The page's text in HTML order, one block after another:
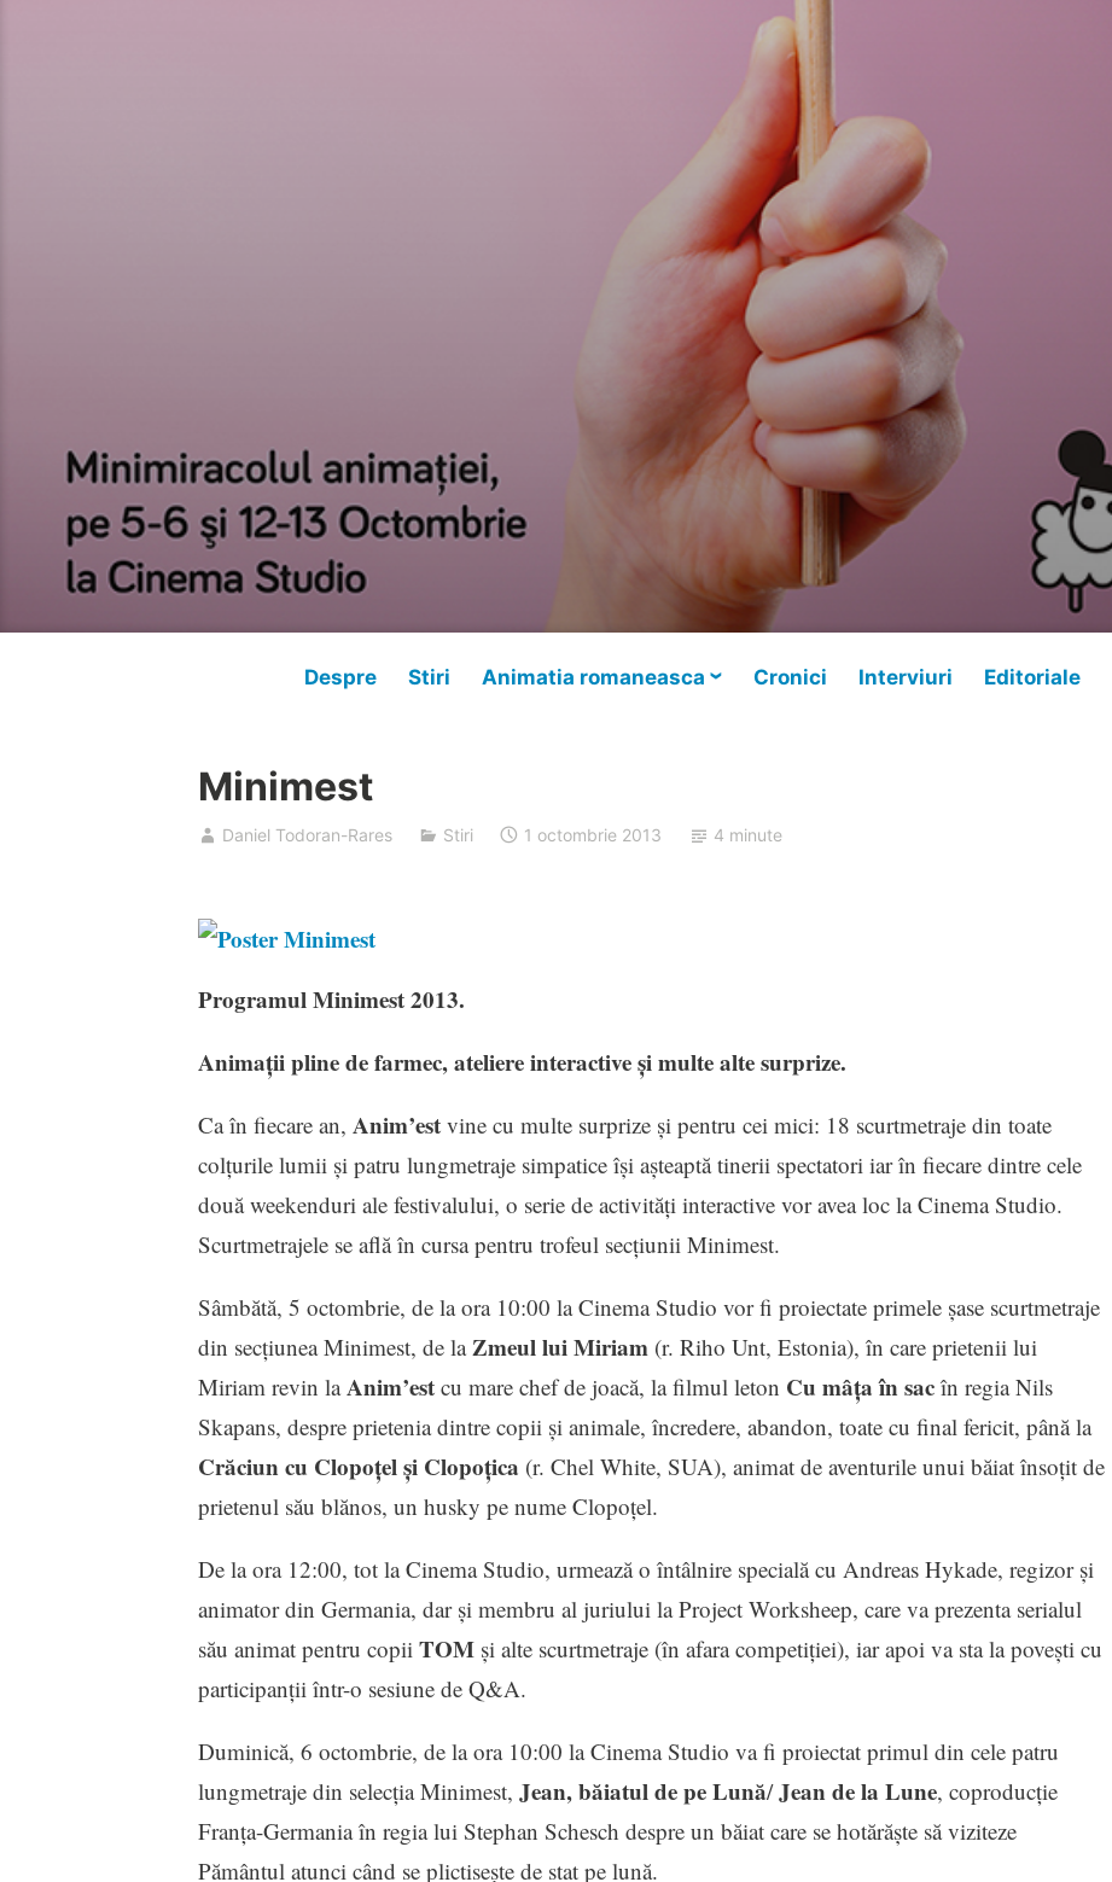
Despre Stiri Animatia romaneasca Cronici Interviuri Editoriale
Minimest
Daniel Todoran-Rares Stiri 1 octombrie 2013 4 minute
Programul Minimest 2013.
Animații pline de farmec, ateliere interactive și multe alte surprize.
Ca în fiecare an, Anim’estvine cu multe surprize și pentru cei mici: 18 scurtmetraje din toate
colţurile lumii și patru lungmetraje simpatice își așteaptă tinerii spectatori iar în fiecare dintre cele
două weekenduri ale festivalului, o serie de activități interactive vor avea loc la Cinema Studio.
Scurtmetrajele se află în cursa pentru trofeul secțiunii Minimest.
Sâmbătă, 5 octombrie, de la ora 10:00 la Cinema Studio vor fi proiectate primele șase scurtmetraje
din secțiunea Minimest, de laZmeul lui Miriam (r. Riho Unt, Estonia), în care prietenii lui
Miriam revin laAnim’estcu mare chef de joacă, la filmul leton Cu mâța în sacîn regia Nils
Skapans, despre prietenia dintre copii și animale, încredere, abandon, toate cu final fericit, până la
Crăciun cu Clopoţel şi Clopoţica (r. Chel White, SUA), animat de aventurile unui băiat însoțit de
prietenul său blănos, un husky pe nume Clopoțel.
De la ora 12:00, tot la Cinema Studio, urmează o întâlnire specială cu Andreas Hykade, regizor și
animator din Germania, dar și membru al juriului la Project Worksheep, care va prezenta serialul
său animat pentru copii TOMși alte scurtmetraje (în afara competiției), iar apoi va sta la povești cu
participanții într-o sesiune de Q&A.
Duminică, 6 octombrie, de la ora 10:00 la Cinema Studio va fi proiectat primul din cele patru
lungmetraje din selecția Minimest, Jean, băiatul de pe Lună/Jean de la Lune, coproducţie
Franţa-Germania în regia lui Stephan Schesch despre un băiat care se hotărăşte să viziteze
Pământul atunci când se plictiseşte de stat pe lună.